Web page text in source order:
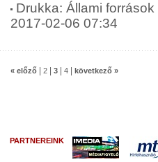
Drukka: Állami
2017-02-06 07:34
« előző 2 3 4 következő »
PARTNEREINK